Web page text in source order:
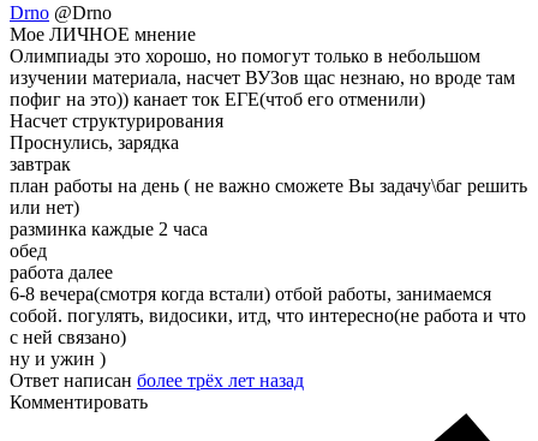
Drno @Drno
Мое ЛИЧНОЕ мнение
Олимпиады это хорошо, но помогут только в небольшом
изучении материала, насчет ВУЗов щас незнаю, но вроде там
пофиг на это)) канает ток ЕГЕ(чтоб его отменили)
Насчет структурирования
Проснулись, зарядка
завтрак
план работы на день ( не важно сможете Вы задачу\баг решить
или нет)
разминка каждые 2 часа
обед
работа далее
6-8 вечера(смотря когда встали) отбой работы, занимаемся
собой. погулять, видосики, итд, что интересно(не работа и что
с ней связано)
ну и ужин )
Ответ написан более трёх лет назад
Комментировать